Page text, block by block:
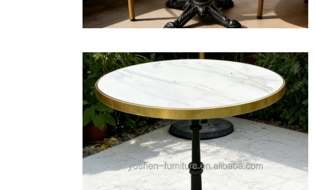
إرسال